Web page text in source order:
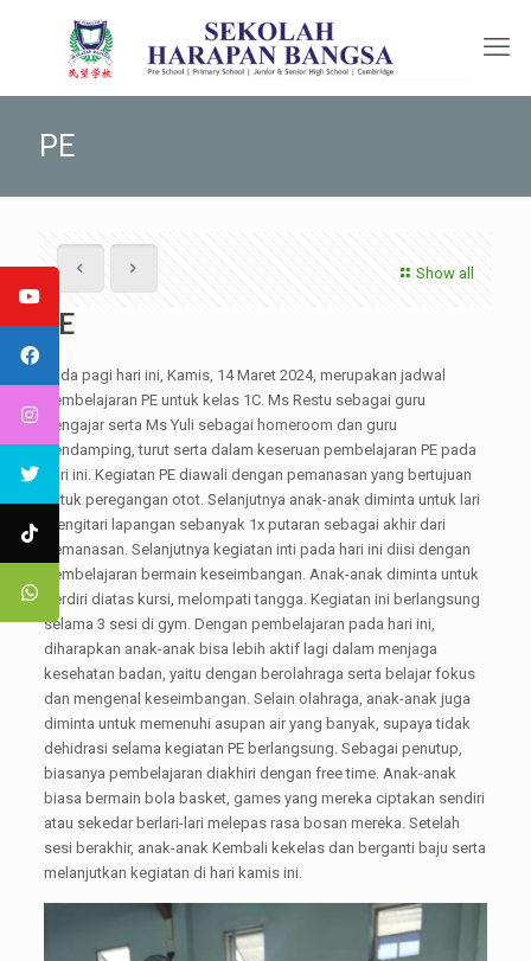
PE
Show all
PE
Pada pagi hari ini, Kamis, 14 Maret 2024, merupakan jadwal
pembelajaran PE untuk kelas 1C. Ms Restu sebagai guru
pengajar serta Ms Yuli sebagai homeroom dan guru
pendamping, turut serta dalam keseruan pembelajaran PE pada
hari ini. Kegiatan PE diawali dengan pemanasan yang bertujuan
untuk peregangan otot. Selanjutnya anak-anak diminta untuk lari
mengitari lapangan sebanyak 1x putaran sebagai akhir dari
pemanasan. Selanjutnya kegiatan inti pada hari ini diisi dengan
pembelajaran bermain keseimbangan. Anak-anak diminta untuk
berdiri diatas kursi, melompati tangga. Kegiatan ini berlangsung
selama 3 sesi di gym. Dengan pembelajaran pada hari ini,
diharapkan anak-anak bisa lebih aktif lagi dalam menjaga
kesehatan badan, yaitu dengan berolahraga serta belajar fokus
dan mengenal keseimbangan. Selain olahraga, anak-anak juga
diminta untuk memenuhi asupan air yang banyak, supaya tidak
dehidrasi selama kegiatan PE berlangsung. Sebagai penutup,
biasanya pembelajaran diakhiri dengan free time. Anak-anak
biasa bermain bola basket, games yang mereka ciptakan sendiri
atau sekedar berlari-lari melepas rasa bosan mereka. Setelah
sesi berakhir, anak-anak Kembali kekelas dan berganti baju serta
melanjutkan kegiatan di hari kamis ini.